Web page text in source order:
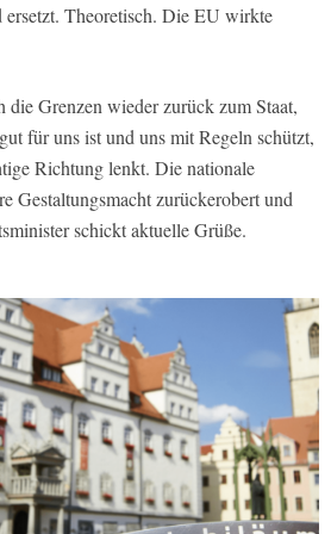
Theoretisch. Die EU wirkte
die Grenzen wieder zurück zum Staat,
für uns ist und uns mit Regeln schützt,
Richtung lenkt. Die nationale
Gestaltungsmacht zurückerobert und
schickt aktuelle Grüße.